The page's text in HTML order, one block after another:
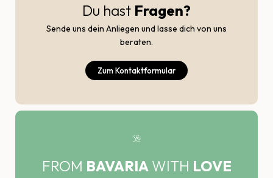
Du hast Fragen?
Sende uns dein Anliegen und lasse dich von uns
beraten.
Zum Kontaktformular
FROM BAVARIAWITH LOVE